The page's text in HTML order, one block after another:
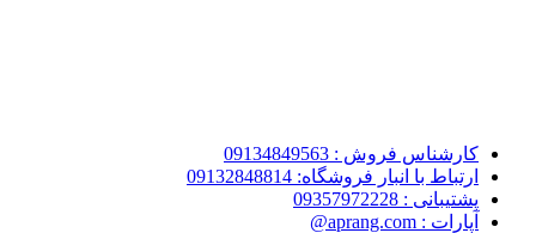
کارشناس فروش : 09134849563
ارتباط با انبار فروشگاه: 09132848814
پشتیبانی : 09357972228
آپارات : aprang.com@